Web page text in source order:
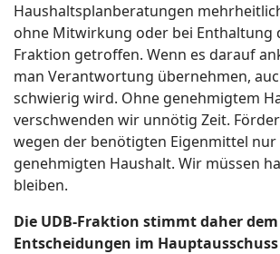
Haushaltsplanberatungen
ohne Mitwirkung oder bei Enthaltung
Fraktion getroffen. Wenn es darauf
man Verantwortung übernehmen,
schwierig wird. Ohne genehmigtem
verschwenden wir unnötig Zeit.
wegen der benötigten Eigenmittel
genehmigten Haushalt. Wir müssen
bleiben.
Die UDB-Fraktion stimmt daher
Entscheidungen im Hauptausschuss